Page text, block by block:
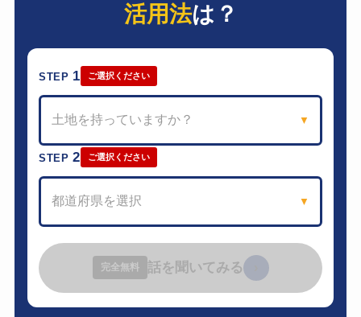
活用法は？
STEP 1 ご選択ください
土地を持っていますか？ ▼
STEP2 ご選択ください
都道府県を選択 ▼
完全無料 話を聞いてみる